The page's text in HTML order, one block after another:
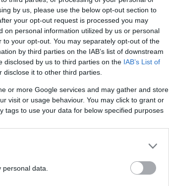
by us, please use the below opt-out section to
your opt-out request is processed you may
on personal information utilized by us or personal
your opt-out. You may separately opt-out of the
by third parties on the IAB’s list of downstream
disclosed by us to third parties on the IAB’s List of
disclose it to other third parties.
or more Google services and may gather and store
visit or usage behaviour. You may click to grant or
tags to use your data for below specified purposes
data.
inas részek eltávolítása. Ezek a
alaposan vizsgáljuk át, és a nem tetsző,